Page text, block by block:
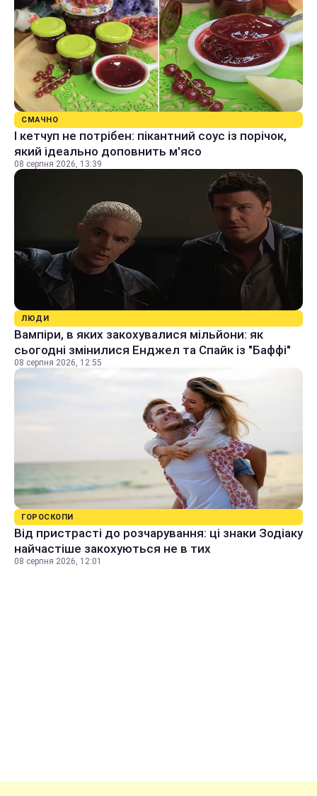
СМАЧНО
І кетчуп не потрібен: пікантний соус із порічок,
який ідеально доповнить м'ясо
08 серпня 2026, 13:39
ЛЮДИ
Вампіри, в яких закохувалися мільйони: як
сьогодні змінилися Енджел та Спайк із "Баффі"
08 серпня 2026, 12:55
ГОРОСКОПИ
Від пристрасті до розчарування: ці знаки Зодіаку
найчастіше закохуються не в тих
08 серпня 2026, 12:01